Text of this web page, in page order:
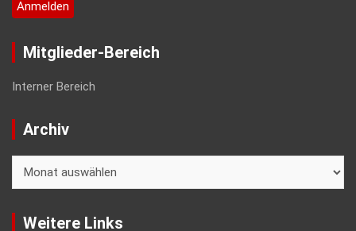
Mitglieder-Bereich
Interner Bereich
Archiv
Weitere Links